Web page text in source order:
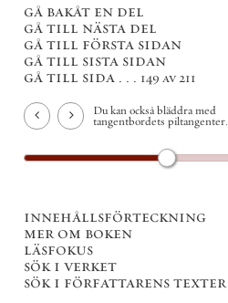
gå bakåt en del
gå till nästa del
gå till första sidan
gå till sista sidan
gå till sida . . . 149 av 211
Du kan också bläddra med
tangentbordets piltangenter.
innehållsförteckning
mer om boken
läsfokus
sök i verket
sök i författarens texter